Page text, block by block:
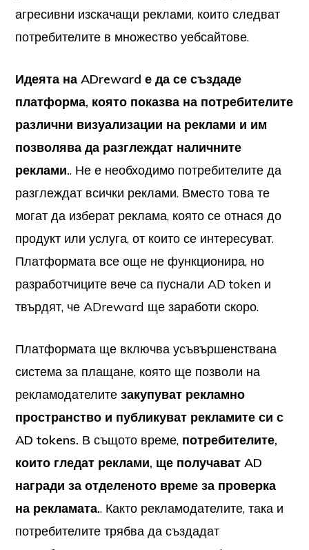
агресивни изскачащи реклами, които следват
потребителите в множество уебсайтове.
Идеята на ADreward е да се създаде
платформа, която показва на потребителите
различни визуализации на реклами и им
позволява да разглеждат наличните
реклами.. Не е необходимо потребителите да
разглеждат всички реклами. Вместо това те
могат да изберат реклама, която се отнася до
продукт или услуга, от които се интересуват.
Платформата все още не функционира, но
разработчиците вече са пуснали AD token и
твърдят, че ADreward ще заработи скоро.
Платформата ще включва усъвършенствана
система за плащане, която ще позволи на
рекламодателитезакупуват рекламно
пространство и публикуват рекламите си с
AD tokens. В същото време, потребителите,
които гледат реклами, ще получават AD
награди за отделеното време за проверка
на рекламата.. Както рекламодателите, така и
потребителите трябва да създадат